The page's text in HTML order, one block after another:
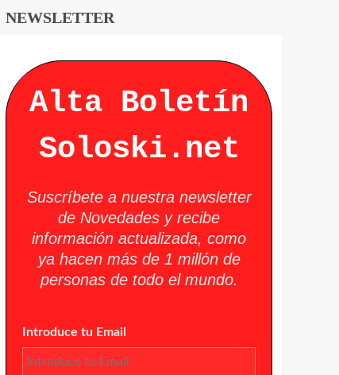
NEWSLETTER
Alta Boletín
Soloski.net
Suscríbete a nuestra newsletter
de Novedades y recibe
información actualizada, como
ya hacen más de 1 millón de
personas de todo el mundo.
Introduce tu Email